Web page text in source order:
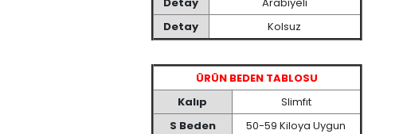
Detay
Kolsuz
ÜRÜN BEDEN TABLOSU
Kalıp
Slimfıt
S Beden
50-59 Kiloya Uygun